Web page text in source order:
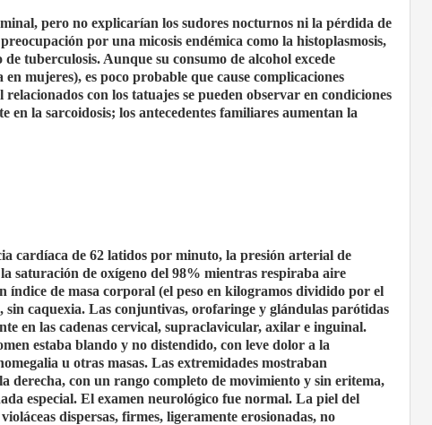
pero no explicarían los sudores nocturnos ni la pérdida de
por una micosis endémica como la histoplasmosis,
tuberculosis. Aunque su consumo de alcohol excede
mujeres), es poco probable que cause complicaciones
con los tatuajes se pueden observar en condiciones
en la sarcoidosis; los antecedentes familiares aumentan la
cardíaca de 62 latidos por minuto, la presión arterial de
saturación de oxígeno del 98% mientras respiraba aire
índice de masa corporal (el peso en kilogramos dividido por el
caquexia. Las conjuntivas, orofaringe y glándulas parótidas
en las cadenas cervical, supraclavicular, axilar e inguinal.
estaba blando y no distendido, con leve dolor a la
u otras masas. Las extremidades mostraban
derecha, con un rango completo de movimiento y sin eritema,
especial. El examen neurológico fue normal. La piel del
dispersas, firmes, ligeramente erosionadas, no